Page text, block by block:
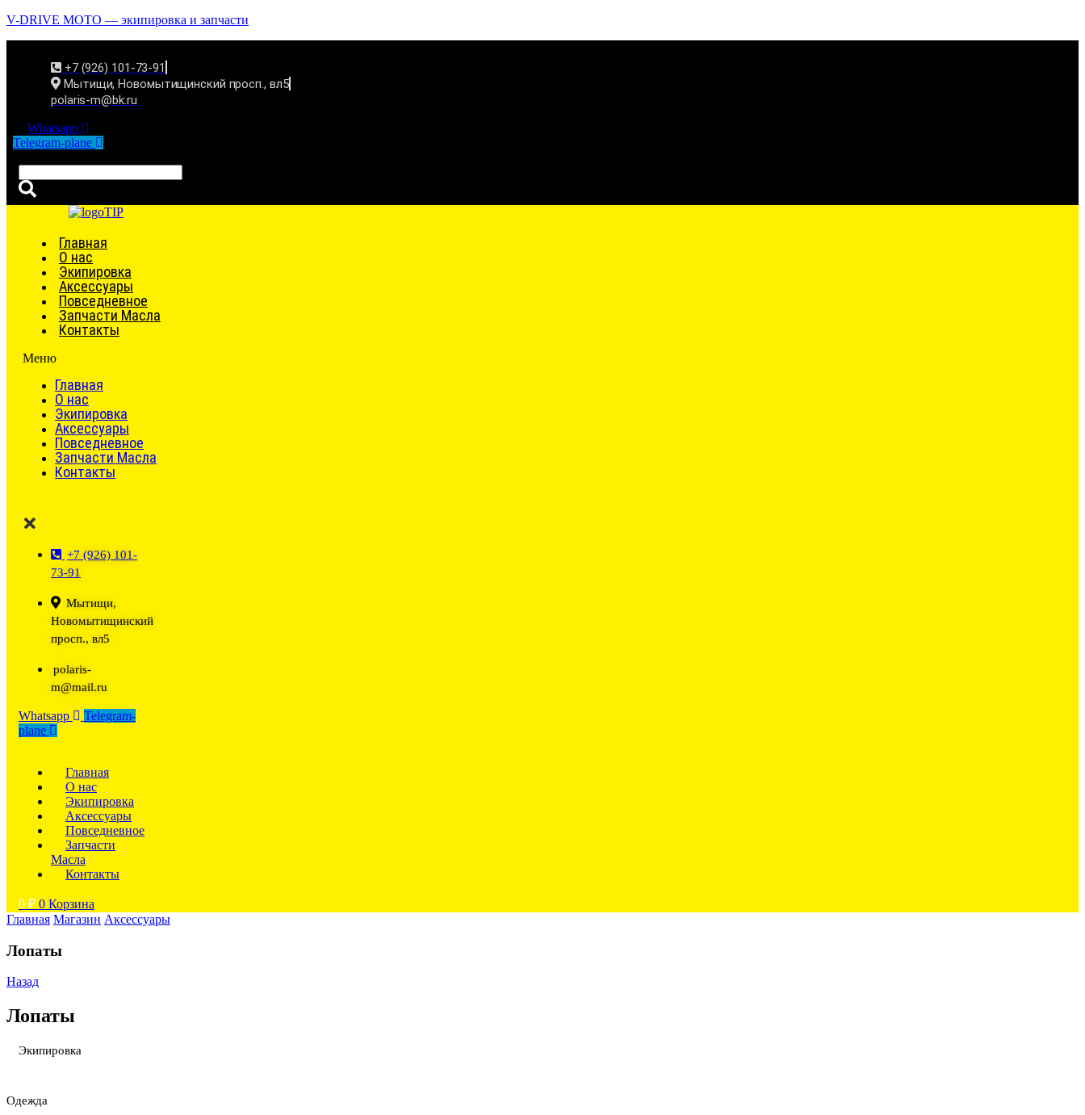
V-DRIVE MOTO — экипировка и запчасти
+7 (926) 101-73-91
Мытищи, Новомытищинский просп., вл5
polaris-m@bk.ru
Whatsapp
Telegram-plane
Главная
О нас
Экипировка
Аксессуары
Повседневное
Запчасти Масла
Контакты
Меню
Главная
О нас
Экипировка
Аксессуары
Повседневное
Запчасти Масла
Контакты
+7 (926) 101-
73-91
Мытищи,
Новомытищинский
просп., вл5
polaris-
m@mail.ru
Whatsapp
Telegram-
plane
Главная
О нас
Экипировка
Аксессуары
Повседневное
Запчасти
Масла
Контакты
0 ₽ 0 Корзина
Главная Магазин Аксессуары
Лопаты
Назад
Лопаты
Экипировка
Одежда